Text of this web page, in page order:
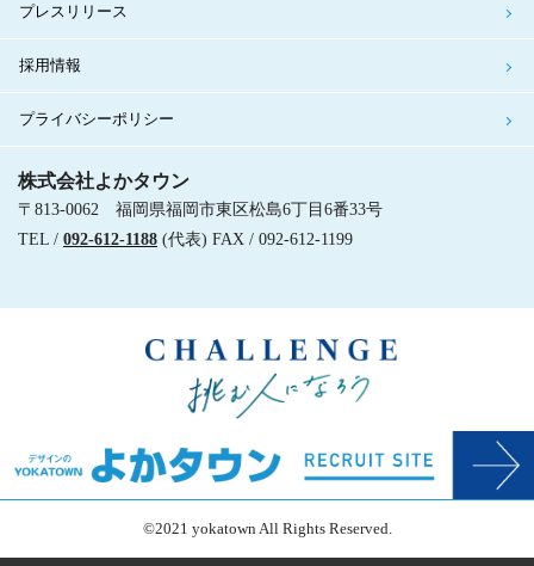
プレスリリース
採用情報
プライバシーポリシー
株式会社よかタウン
〒813-0062 福岡県福岡市東区松島6丁目6番33号
TEL / 092-612-1188 (代表) FAX / 092-612-1199
©2021 yokatown All Rights Reserved.